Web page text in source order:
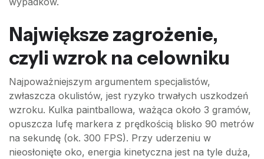
Największe zagrożenie,
czyli wzrok na celowniku
Najpoważniejszym argumentem specjalistów,
zwłaszcza okulistów, jest ryzyko trwałych uszkodzeń
wzroku. Kulka paintballowa, ważąca około 3 gramów,
opuszcza lufę markera z prędkością blisko 90 metrów
na sekundę (ok. 300 FPS). Przy uderzeniu w
nieosłonięte oko, energia kinetyczna jest na tyle duża,